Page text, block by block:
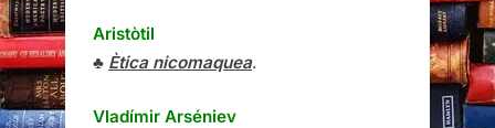
Aristòtil
♣ Ètica nicomaquea.
Vladímir Arséniev